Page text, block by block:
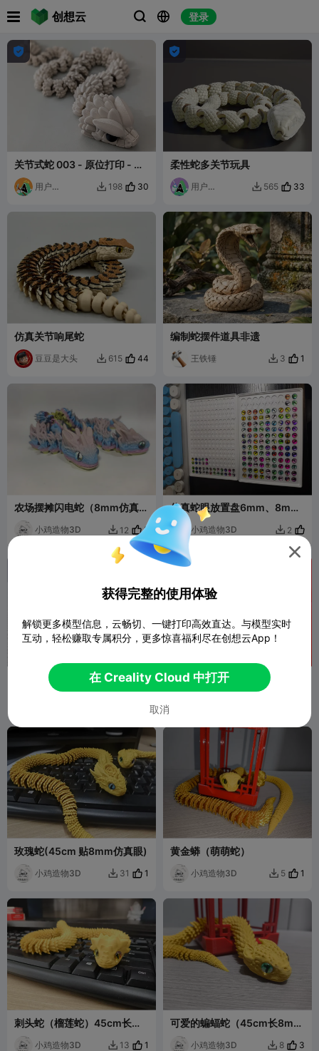
创想云   登录
 

关节式蛇 003 - 原位打印 - 无
需支撑 - STL
用户
 198 30

柔性蛇多关节玩具
用户
 565 33
仿真关节响尾蛇
豆豆是大头  615 44
编制蛇摆件道具非遗
王铁锤  3 1
农场摆摊闪电蛇（8mm仿真眼
25cm）
小鸡造物3D  12 2
仿真蛇眼放置盘6mm、8mm
和10mm
小鸡造物3D  2
元宝蛇（8mm仿真眼 45cm）
头戴元宝玫瑰蛇（45cm 贴
8mm仿真眼 元宝设计特地祝
玫瑰蛇(45cm 贴8mm仿真眼)
小鸡造物3D  31 1
黄金蟒（萌萌蛇）
小鸡造物3D  5 1
刺头蛇（榴莲蛇）45cm长适
配8mm仿真眼
小鸡造物3D  13 1
可爱的蝙蝠蛇（45cm长8mm
仿真眼已摆盘）
小鸡造物3D  8 3

获得完整的使用体验
解锁更多模型信息，云畅切、一键打印高效直达。与模型实时
互动，轻松赚取专属积分，更多惊喜福利尽在创想云App！
在 Creality Cloud 中打开
取消